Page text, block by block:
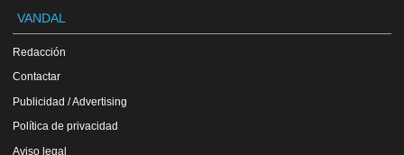
VANDAL
Redacción
Contactar
Publicidad / Advertising
Política de privacidad
Aviso legal